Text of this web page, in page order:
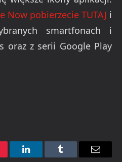
Now pobierzecie TUTAJ i
smartfonach i
oraz z serii Google Play
LinkedInTumblr Email